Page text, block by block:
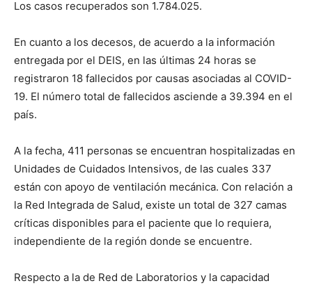
Los casos recuperados son 1.784.025.
En cuanto a los decesos, de acuerdo a la información
entregada por el DEIS, en las últimas 24 horas se
registraron 18 fallecidos por causas asociadas al COVID-
19. El número total de fallecidos asciende a 39.394 en el
país.
A la fecha, 411 personas se encuentran hospitalizadas en
Unidades de Cuidados Intensivos, de las cuales 337
están con apoyo de ventilación mecánica. Con relación a
la Red Integrada de Salud, existe un total de 327 camas
críticas disponibles para el paciente que lo requiera,
independiente de la región donde se encuentre.
Respecto a la de Red de Laboratorios y la capacidad